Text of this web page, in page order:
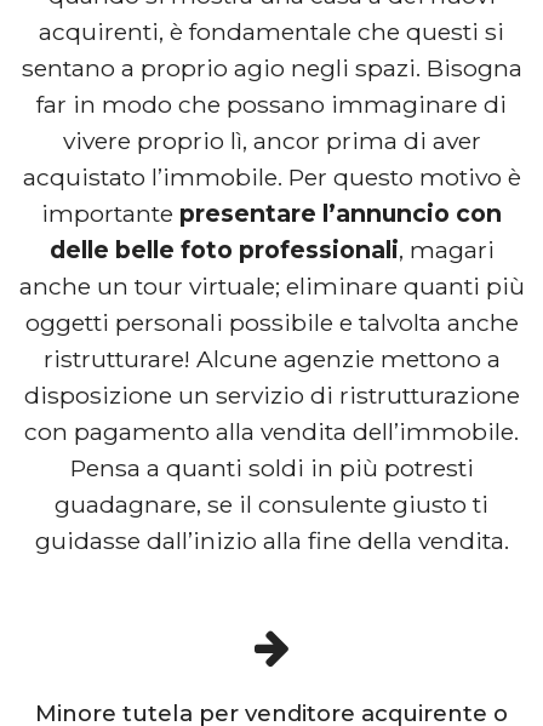
acquirenti, è fondamentale che questi si
sentano a proprio agio negli spazi. Bisogna
far in modo che possano immaginare di
vivere proprio lì, ancor prima di aver
acquistato l’immobile. Per questo motivo è
importante presentare l’annuncio con
delle belle foto professionali, magari
anche un tour virtuale; eliminare quanti più
oggetti personali possibile e talvolta anche
ristrutturare! Alcune agenzie mettono a
disposizione un servizio di ristrutturazione
con pagamento alla vendita dell’immobile.
Pensa a quanti soldi in più potresti
guadagnare, se il consulente giusto ti
guidasse dall’inizio alla fine della vendita.
Minore tutela per venditore acquirente o